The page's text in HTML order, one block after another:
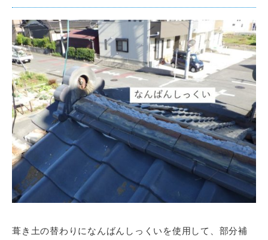
葺き土の替わりになんばんしっくいを使用して、部分補